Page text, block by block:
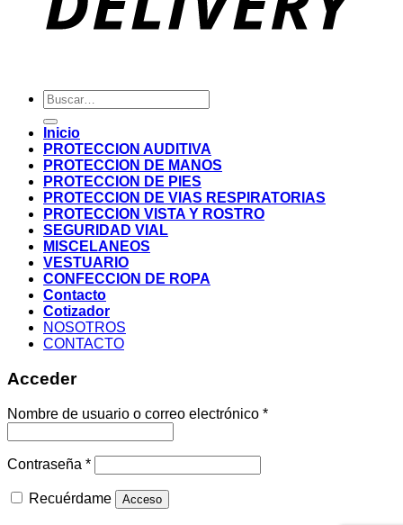
Buscar
por:
Inicio
PROTECCION AUDITIVA
PROTECCION DE MANOS
PROTECCION DE PIES
PROTECCION DE VIAS RESPIRATORIAS
PROTECCION VISTA Y ROSTRO
SEGURIDAD VIAL
MISCELANEOS
VESTUARIO
CONFECCION DE ROPA
Contacto
Cotizador
NOSOTROS
CONTACTO
Acceder
Nombre de usuario o correo electrónico *
Contraseña *
Recuérdame Acceso